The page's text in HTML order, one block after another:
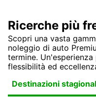
Ricerche più
Scopri una vasta
noleggio di auto
termine.
flessibilità ed
Destinazioni